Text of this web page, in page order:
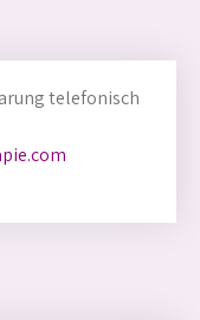
telefonisch